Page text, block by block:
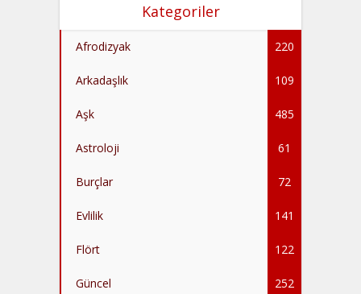
Kategoriler
Afrodizyak 220
Arkadaşlık 109
Aşk 485
Astroloji 61
Burçlar 72
Evlilik 141
Flört 122
Güncel 252